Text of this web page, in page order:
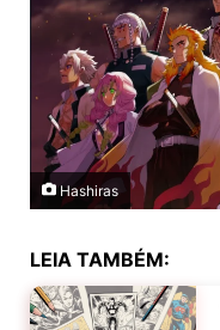
Hashiras
LEIA TAMBÉM: